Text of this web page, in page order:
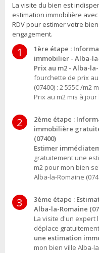
La visite du bien est
estimation immobilière
RDV pour estimer votre
engagement.
1
1ère étape :
immobilier - Alba-
Prix au m2 - Alba-
fourchette de prix
(07400) : 2 555€ /m2
Prix au m2 mis à jour
2
2ème étape :
immobilière
(07400)
Estimer
gratuitement une
m2 pour mon bien
Alba-la-Romaine
3
3ème étape :
Alba-la-Romaine
La visite d'un expert
déplace
une estimation
mon bien ville Alba-